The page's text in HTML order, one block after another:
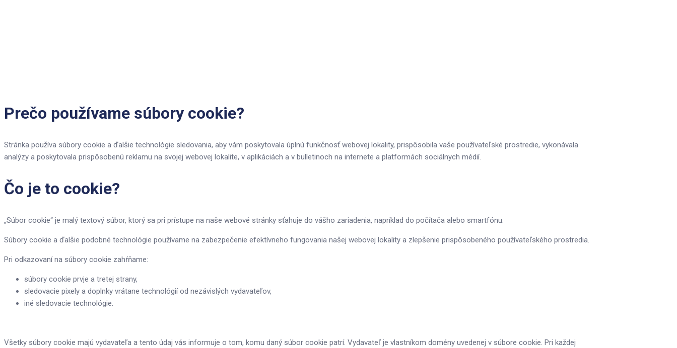
Prečo používame súbory cookie?
Stránka používa súbory cookie a ďalšie technológie sledovania, aby vám poskytovala úplnú funkčnosť webovej lokality, prispôsobila vaše používateľské prostredie, vykonávala
analýzy a poskytovala prispôsobenú reklamu na svojej webovej lokalite, v aplikáciách a v bulletinoch na internete a platformách sociálnych médií.
Čo je to cookie?
„Súbor cookie“ je malý textový súbor, ktorý sa pri prístupe na naše webové stránky sťahuje do vášho zariadenia, napríklad do počítača alebo smartfónu.
Súbory cookie a ďalšie podobné technológie používame na zabezpečenie efektívneho fungovania našej webovej lokality a zlepšenie prispôsobeného používateľského prostredia.
Pri odkazovaní na súbory cookie zahŕňame:
súbory cookie prvje a tretej strany,
sledovacie pixely a doplnky vrátane technológií od nezávislých vydavateľov,
iné sledovacie technológie.
Všetky súbory cookie majú vydavateľa a tento údaj vás informuje o tom, komu daný súbor cookie patrí. Vydavateľ je vlastníkom domény uvedenej v súbore cookie. Pri každej